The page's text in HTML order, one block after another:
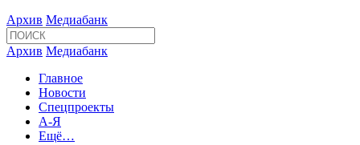
Архив Медиабанк
Архив Медиабанк
Главное
Новости
Спецпроекты
А-Я
Ещё…